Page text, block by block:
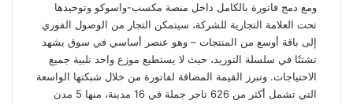
ومع دمج فاتورة بالكامل داخل منصة مكسب-واسوكو وتوحيدها
تحت العلامة التجارية للشركة، سيتمكن التجار من الوصول الفوري
إلى باقة أوسع من المنتجات – وهو عنصر أساسي في سوق يشهد
تشتتًا في سلسلة التوريد، حيث لا يستطيع موزع واحد تلبية جميع
الاحتياجات. وتبرز القيمة المضافة لفاتورة من خلال شبكتها الواسعة
التي تشمل أكثر من 626 تاجر جملة في 16 مدينة، منها 5 مدن